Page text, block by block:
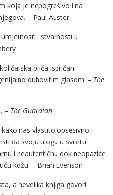
koja je nepogrešivo i na
– Paul Auster
i stvarnosti u
priča ispričani
duhovitim glasom. – The
– The Guardian
nas vlastito opsesivno
da svoju ulogu u svijetu
i neautentičnu dok neopazice
kožu. – Brian Evenson
a nevelika knjiga govori